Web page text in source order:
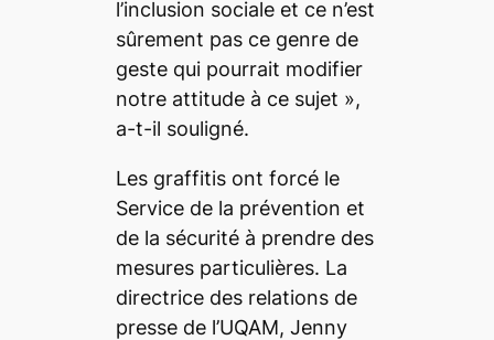
l’inclusion sociale et ce n’est
sûrement pas ce genre de
geste qui pourrait modifier
notre attitude à ce sujet »,
a-t-il souligné.
Les graffitis ont forcé le
Service de la prévention et
de la sécurité à prendre des
mesures particulières. La
directrice des relations de
presse de l’UQAM, Jenny